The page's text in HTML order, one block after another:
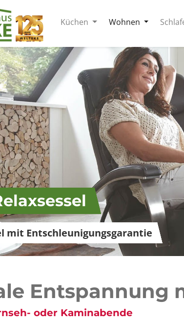
Küchen Wohnen
mit Entschleunigungsgarantie
Entspannung
oder Kaminabende